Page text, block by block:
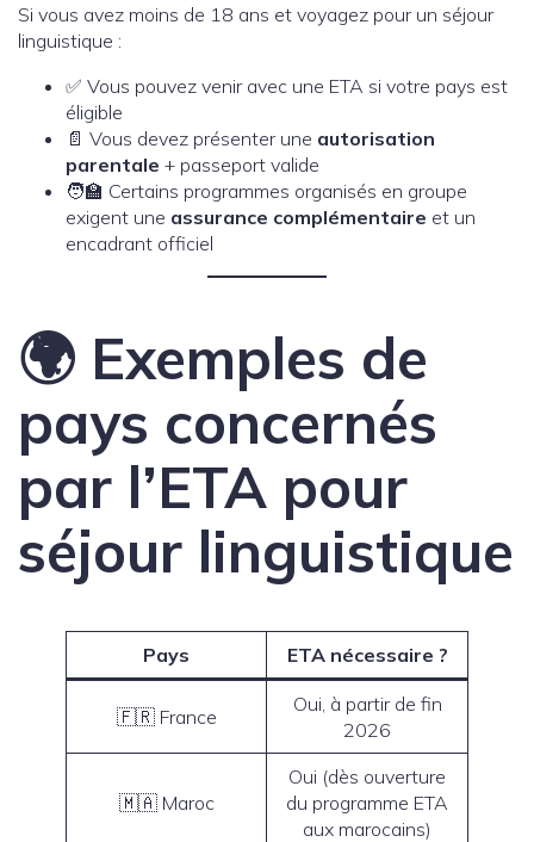
Si vous avez moins de 18 ans et voyagez pour un séjour
linguistique :
✅ Vous pouvez venir avec une ETA si votre pays est
éligible
📄 Vous devez présenter une autorisation
parentale + passeport valide
🧑‍🏫 Certains programmes organisés en groupe
exigent une assurance complémentaire et un
encadrant officiel
🌍 Exemples de
pays concernés
par l’ETA pour
séjour linguistique
Pays ETA nécessaire ?
🇫🇷 France
Oui, à partir de fin
2026
🇲🇦 Maroc
Oui (dès ouverture
du programme ETA
aux marocains)